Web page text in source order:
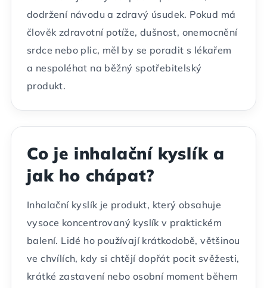
dodržení návodu a zdravý úsudek. Pokud má
člověk zdravotní potíže, dušnost, onemocnění
srdce nebo plic, měl by se poradit s lékařem
a nespoléhat na běžný spotřebitelský
produkt.
Co je inhalační kyslík a
jak ho chápat?
Inhalační kyslík je produkt, který obsahuje
vysoce koncentrovaný kyslík v praktickém
balení. Lidé ho používají krátkodobě, většinou
ve chvílích, kdy si chtějí dopřát pocit svěžesti,
krátké zastavení nebo osobní moment během